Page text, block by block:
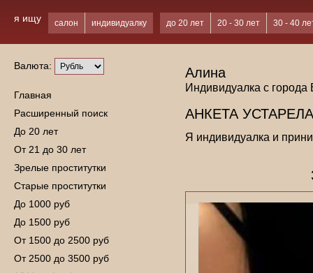
я ищу салон индивидуалку до 20 лет 20 - 30 лет 30 - 40
Валюта:
Главная
Расширенный поиск
До 20 лет
От 21 до 30 лет
Зрелые проститутки
Старые проститутки
До 1000 руб
До 1500 руб
От 1500 до 2500 руб
От 2500 до 3500 руб
Алина
Индивидуалка с города
АНКЕТА
Я индивидуалка и